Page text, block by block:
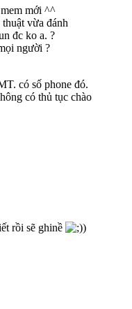
mới ^^
vừa đánh
đc ko a. ?
người ?
có số phone đó.
có thủ tục chào
rồi sẽ ghinề
)